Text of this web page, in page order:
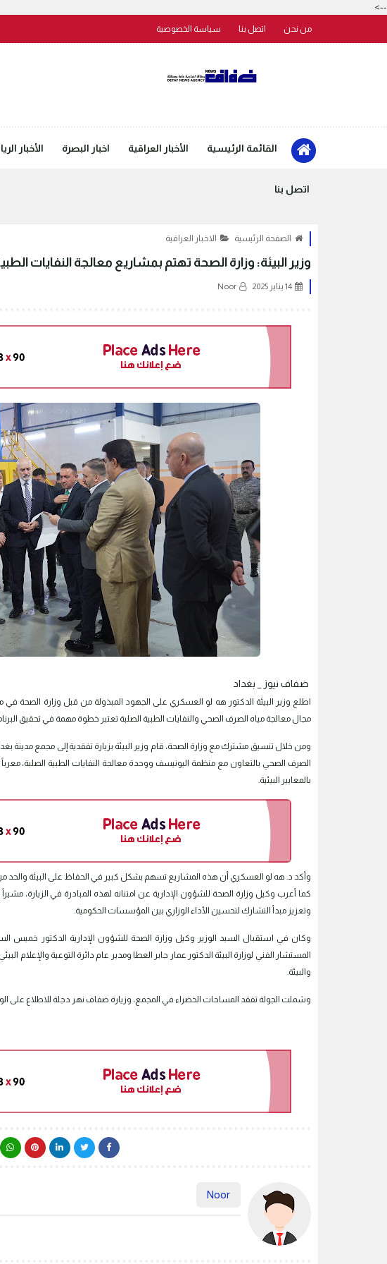
-->
من نحن اتصل بنا سياسة الخصوصية
القائمة الرئيسية الأخبار العراقية اخبار البصرة الأخبار
اتصل بنا
الصفحة الرئيسية الاخبار العراقية
وزير البيئة: وزارة الصحة تهتم بمشاريع معالجة النفايات
14 يناير 2025 Noor
ضفاف نيوز _ بغداد
اطلع وزير البيئة الدكتور هه لو العسكري على الجهود المبذولة من قبل وزارة الصحة في
مجال معالجة مياه الصرف الصحي والنفايات الطبية الصلبة تعتبر خطوة مهمة في تحقيق
ومن خلال تنسيق مشترك مع وزارة الصحة، قام وزير البيئة بزيارة تفقدية إلى مجمع مدينة
الصرف الصحي بالتعاون مع منظمة اليونيسف ووحدة معالجة النفايات الطبية الصلبة،
بالمعايير البيئية.
وأكد د. هه لو العسكري أن هذه المشاريع تسهم بشكل كبير في الحفاظ على البيئة والحد
كما أعرب وكيل وزارة الصحة للشؤون الإدارية عن امتنانه لهذه المبادرة في الزيارة،
وتعزيز مبدأ التشارك لتحسين الأداء الوزاري بين المؤسسات الحكومية.
وكان في استقبال السيد الوزير وكيل وزارة الصحة للشؤون الإدارية الدكتور خميس
المستشار الفني لوزارة البيئة الدكتور عمار جابر العطا ومدير عام دائرة التوعية
والبيئة.
وشملت الجولة تفقد المساحات الخضراء في المجمع، وزيارة ضفاف نهر دجلة للاطلاع على
Noor